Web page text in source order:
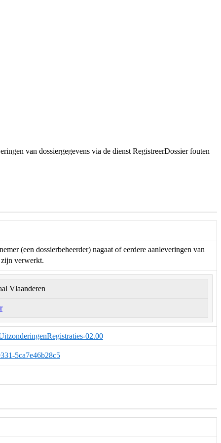
van dossiergegevens via de dienst RegistreerDossier fouten
(een dossierbeheerder) nagaat of eerdere aanleveringen van
zijn verwerkt.
Vlaanderen
02.00
5ca7e46b28c5